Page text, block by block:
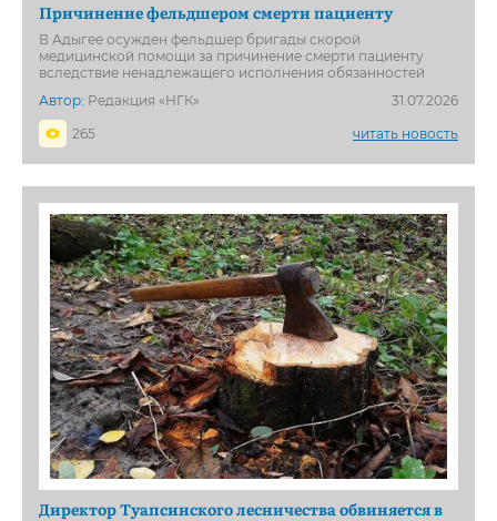
Причинение фельдшером смерти пациенту
В Адыгее осужден фельдшер бригады скорой
медицинской помощи за причинение смерти пациенту
вследствие ненадлежащего исполнения обязанностей
Автор: Редакция «НГК»
31.07.2026
265
читать новость
Директор Туапсинского лесничества обвиняется в